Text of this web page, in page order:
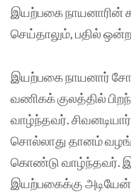
இயற்பகை நாயனாரின்
செய்தாலும், பதில்
இயற்பகை நாயனார்
வணிகக் குலத்தில்
வாழ்ந்தவர்.
சொல்லாது தானம்
கொண்டு வாழ்ந்தவர்.
இயற்பகைக்கு